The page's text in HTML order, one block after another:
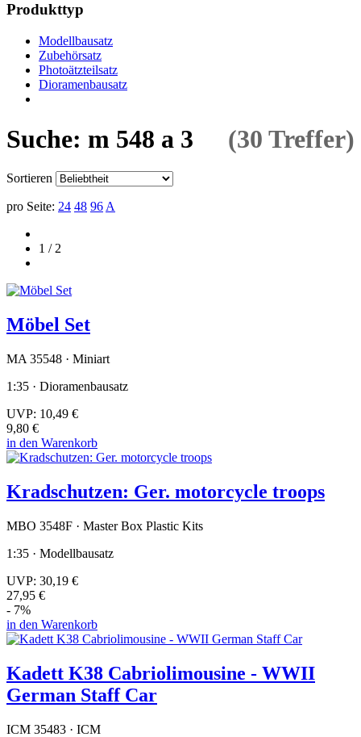
Produkttyp
Modellbausatz
Zubehörsatz
Photoätzteilsatz
Dioramenbausatz
Suche: m 548 a 3 (30 Treffer)
Sortieren
pro Seite: 24 48 96 A
1 / 2
Möbel Set
MA 35548 · Miniart
1:35 · Dioramenbausatz
UVP: 10,49 €
9,80 €
in den Warenkorb
Kradschutzen: Ger. motorcycle troops
MBO 3548F · Master Box Plastic Kits
1:35 · Modellbausatz
UVP: 30,19 €
27,95 €
- 7%
in den Warenkorb
Kadett K38 Cabriolimousine - WWII
German Staff Car
ICM 35483 · ICM